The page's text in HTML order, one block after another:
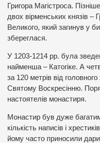
Григора Магістроса.
двох вірменських князів –
Великого, який загинув у
збереглася.
У 1203-1214 рр. була
найменша – Катогіке. А
за 120 метрів від
Святому Воскресінню.
настоятелів монастиря.
Монастир був дуже
кількість написів і
йому часто приносили